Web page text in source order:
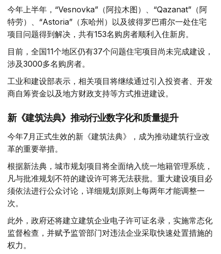
今年上半年，“Vesnovka”（阿拉木图）、“Qazanat”（阿
特劳）、“Astoria”（东哈州）以及彼得罗巴甫尔一处住宅
项目问题得到解决，共有153名购房者顺利入住新房。
目前，全国11个地区仍有37个问题住宅项目尚未完成建设，
涉及3000多名购房者。
工业和建设部表示，相关项目将继续通过引入投资者、开发
商自筹资金以及地方财政支持等方式推进建设。
新《建筑法典》推动行业数字化和质量提升
今年7月正式生效的新《建筑法典》，成为推动建筑行业改
革的重要举措。
根据新法典，城市规划项目将全面纳入统一地籍管理系统，
凡与批准规划不符的建设许可将无法获批。重大建设项目必
须依法进行公众讨论，详细规划原则上每两年才能调整一
次。
此外，政府还将建立建筑企业电子许可证名录，实施常态化
监督检查，并赋予监管部门对违法企业采取快速处置措施的
权力。